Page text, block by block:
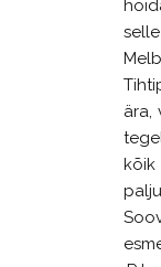
ära,
kõik